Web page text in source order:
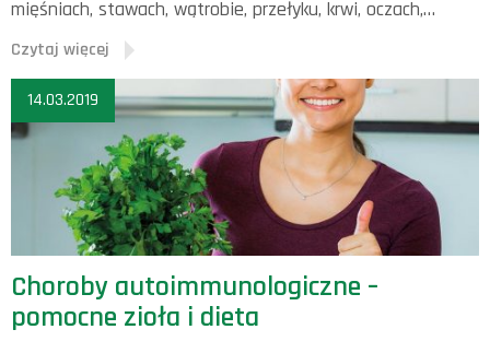
mięśniach, stawach, wątrobie, przełyku, krwi, oczach,…
Czytaj więcej
14.03.2019
Choroby autoimmunologiczne –
pomocne zioła i dieta